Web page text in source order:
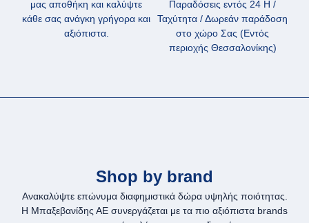
μας αποθήκη και καλύψτε
κάθε σας ανάγκη γρήγορα και
αξιόπιστα.
Παραδόσεις εντός 24 H /
Ταχύτητα / Δωρεάν παράδοση
στο χώρο Σας (Εντός
περιοχής Θεσσαλονίκης)
Shop by brand
Ανακαλύψτε επώνυμα διαφημιστικά δώρα υψηλής ποιότητας.
Η Μπαξεβανίδης ΑΕ συνεργάζεται με τα πιο αξιόπιστα brands